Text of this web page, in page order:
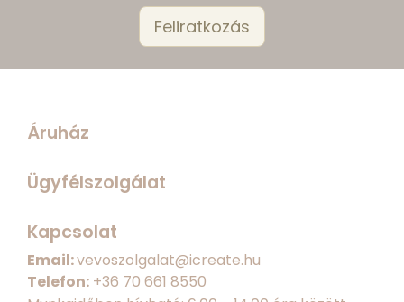
Áruház
Ügyfélszolgálat
Kapcsolat
Email:vevoszolgalat@icreate.hu
Telefon: +36 70 661 8550